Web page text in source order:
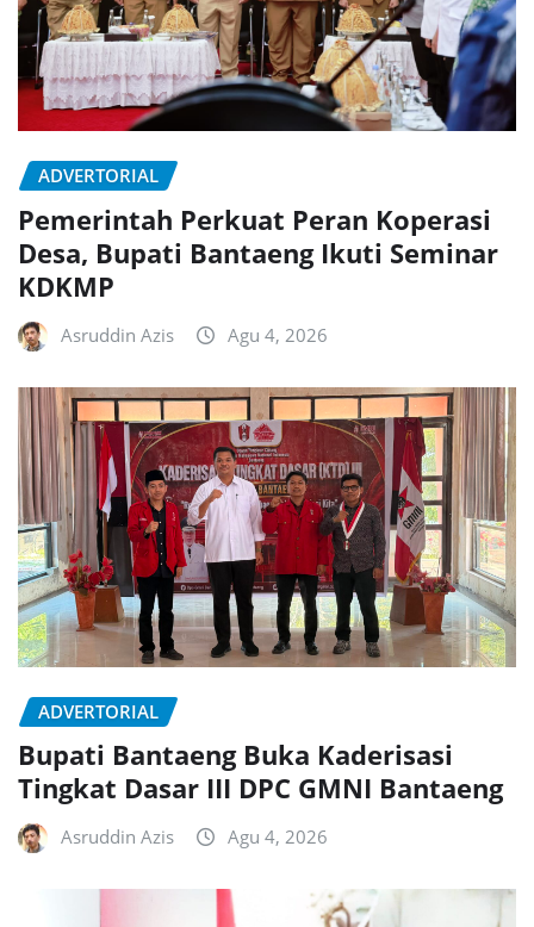
ADVERTORIAL
Pemerintah Perkuat Peran Koperasi
Desa, Bupati Bantaeng Ikuti Seminar
KDKMP
Asruddin Azis Agu 4, 2026
ADVERTORIAL
Bupati Bantaeng Buka Kaderisasi
Tingkat Dasar III DPC GMNI Bantaeng
Asruddin Azis Agu 4, 2026